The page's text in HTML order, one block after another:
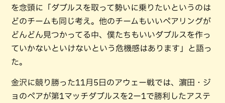
を念頭に「ダブルスを取って勢いに乗りたいというのは
どのチームも同じ考え。他のチームもいいペアリングが
どんどん見つかってる中、僕たちもいいダブルスを作っ
ていかないといけないという危機感はあります」と語っ
た。
金沢に競り勝った11月5日のアウェー戦では、濵田・ジ
ョのペアが第1マッチダブルスを2ー1で勝利したアステ